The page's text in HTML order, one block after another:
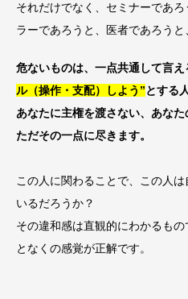
それだけでなく、セミナーであ
ラーであろうと、医者であろうと
危ないものは、一点共通して言え
ル（操作・支配）しよう”とする
あなたに主権を渡さない、あなた
ただその一点に尽きます。
この人に関わることで、この人
いるだろうか？
その違和感は直観的にわかるも
となくの感覚が正解です。